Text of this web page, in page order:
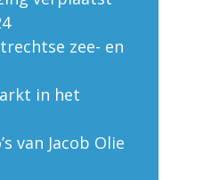
zee- en
in het
van Jacob Olie